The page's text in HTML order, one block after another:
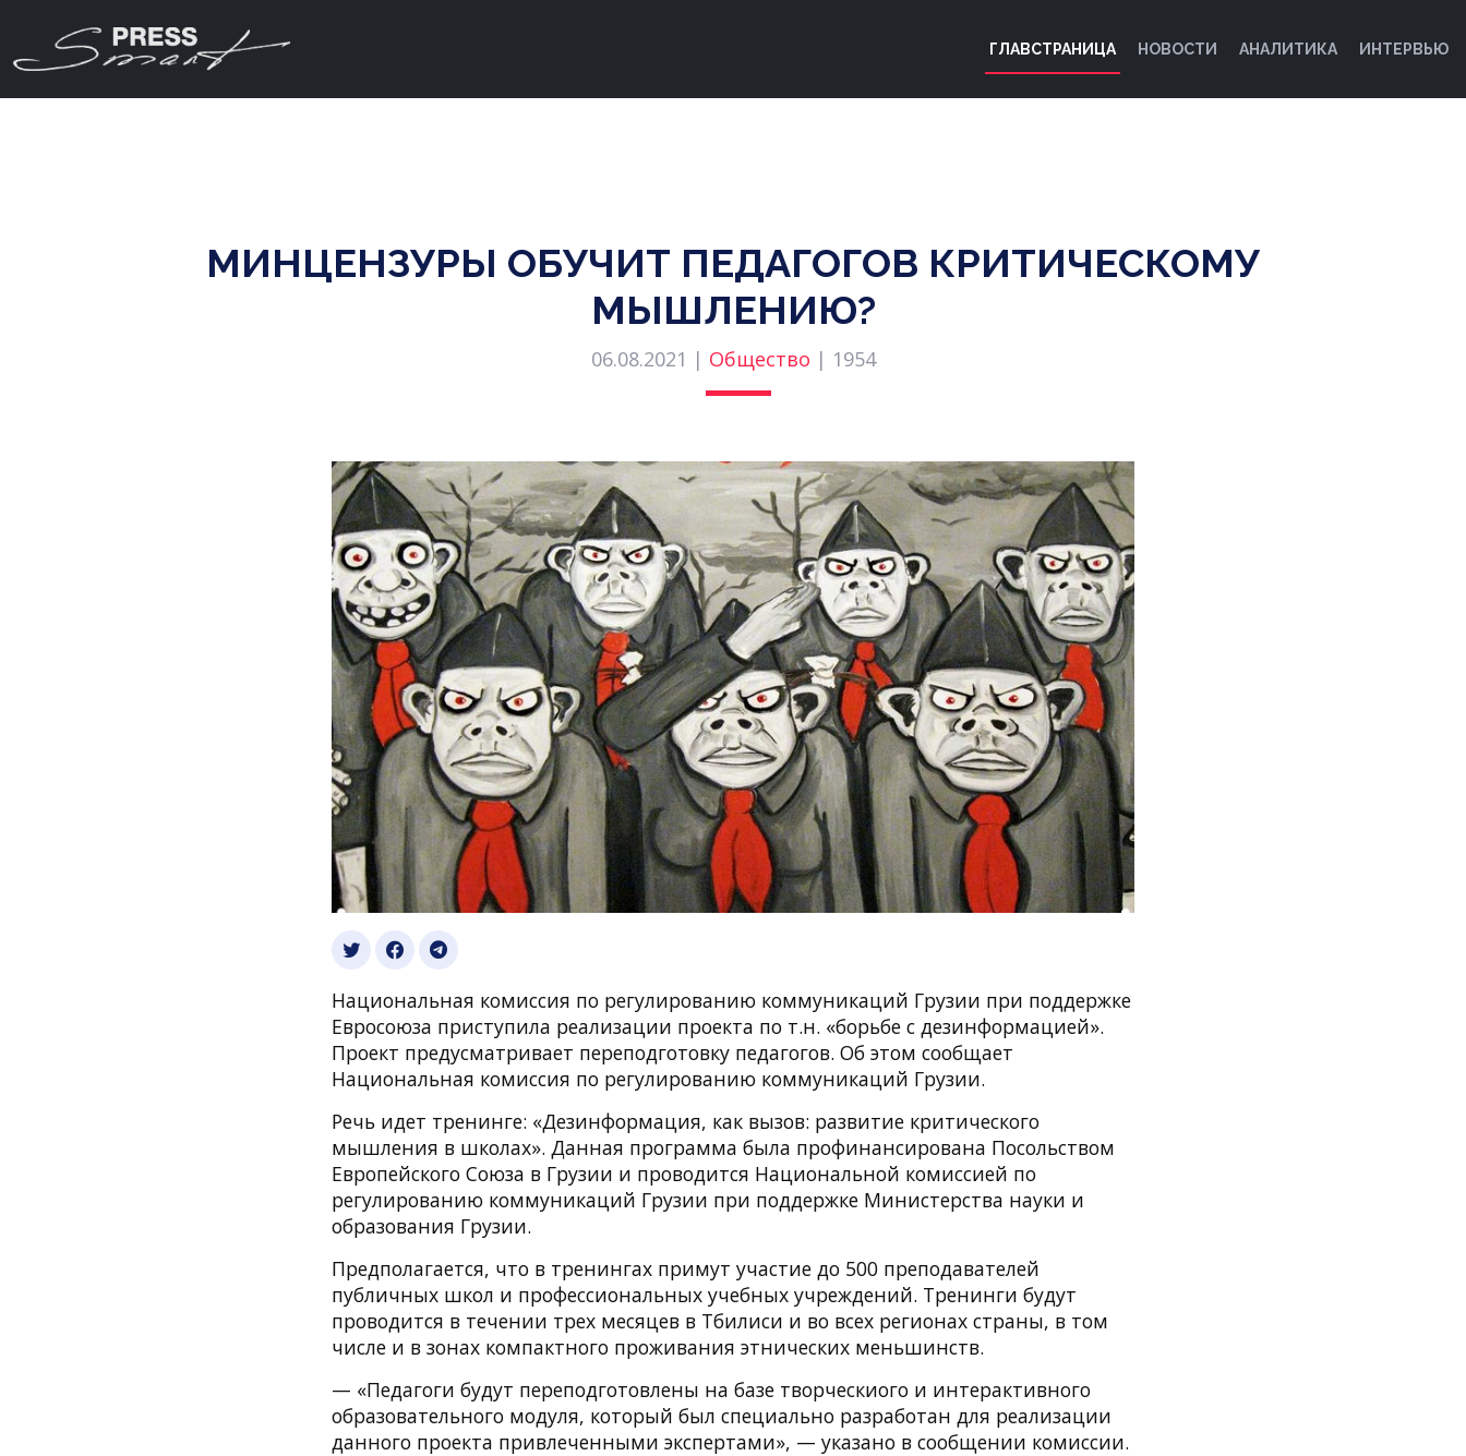
ГЛАВСТРАНИЦА НОВОСТИ АНАЛИТИКА ИНТЕРВЬЮ
МИНЦЕНЗУРЫ ОБУЧИТ ПЕДАГОГОВ КРИТИЧЕСКОМУ
МЫШЛЕНИЮ?
06.08.2021 | Общество | 1954
Национальная комиссия по регулированию коммуникаций Грузии при поддержке
Евросоюза приступила реализации проекта по т.н. «борьбе с дезинформацией».
Проект предусматривает переподготовку педагогов. Об этом сообщает
Национальная комиссия по регулированию коммуникаций Грузии.
Речь идет тренинге: «Дезинформация, как вызов: развитие критического
мышления в школах». Данная программа была профинансирована Посольством
Европейского Союза в Грузии и проводится Национальной комиссией по
регулированию коммуникаций Грузии при поддержке Министерства науки и
образования Грузии.
Предполагается, что в тренингах примут участие до 500 преподавателей
публичных школ и профессиональных учебных учреждений. Тренинги будут
проводится в течении трех месяцев в Тбилиси и во всех регионах страны, в том
числе и в зонах компактного проживания этнических меньшинств.
— «Педагоги будут переподготовлены на базе творческиого и интерактивного
образовательного модуля, который был специально разработан для реализации
данного проекта привлеченными экспертами», — указано в сообщении комиссии.